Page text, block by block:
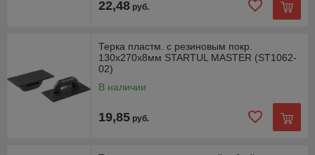
22,48 руб.
Терка пластм. с резиновым покр.
130х270х8мм STARTUL MASTER (ST1062-
02)
В наличии
19,85 руб.